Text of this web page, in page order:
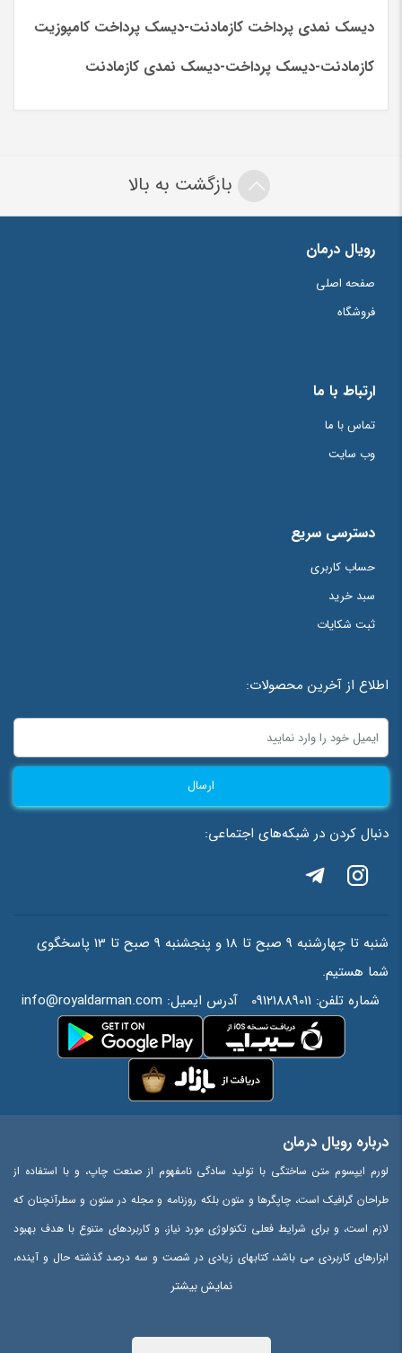
دیسک نمدی پرداخت کازمادنت-دیسک پرداخت کامپوزیت
کازمادنت-دیسک پرداخت-دیسک نمدی کازمادنت
بازگشت به بالا
رویال درمان
صفحه اصلی
فروشگاه
ارتباط با ما
تماس با ما
وب سایت
دسترسی سریع
حساب کاربری
سبد خرید
ثبت شکایات
اطلاع از آخرین محصولات:
ارسال
دنبال کردن در شبکه‌های اجتماعی:
شنبه تا چهارشنبه 9 صبح تا 18 و پنجشنبه 9 صبح تا 13 پاسخگوی
شما هستیم.
شماره تلفن: 09121889011 آدرس ایمیل: info@royaldarman.com
درباره رویال درمان
لورم ایپسوم متن ساختگی با تولید سادگی نامفهوم از صنعت چاپ، و با استفاده از
طراحان گرافیک است، چاپگرها و متون بلکه روزنامه و مجله در ستون و سطرآنچنان که
لازم است، و برای شرایط فعلی تکنولوژی مورد نیاز، و کاربردهای متنوع با هدف بهبود
ابزارهای کاربردی می باشد، کتابهای زیادی در شصت و سه درصد گذشته حال و آینده،
شناخت فراوان جامعه و متخصصان را می طلبد، تا با نرم افزارها شناخت بیشتری را
ایجاد کرد، در این صورت می توان امید داشت که تمام و دشواری موجود در ارائه
نمایش بیشتر